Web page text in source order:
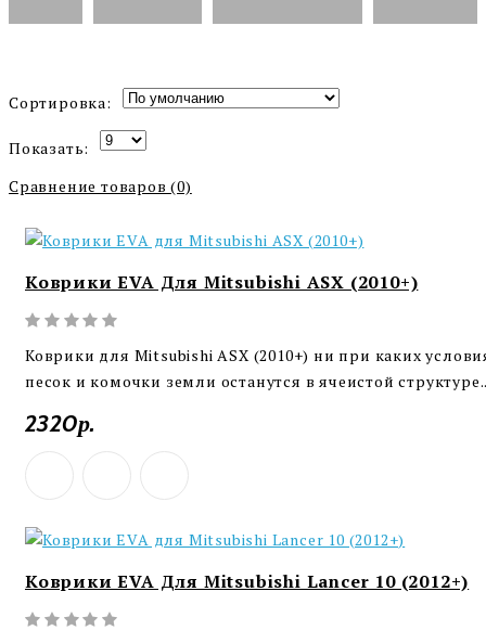
Сортировка:
Показать:
Сравнение товаров (0)
Коврики EVA Для Mitsubishi ASX (2010+)
Коврики для Mitsubishi ASX (2010+) ни при каких
песок и комочки земли останутся в ячеистой
2320р.
Коврики EVA Для Mitsubishi Lancer 10 (2012+)